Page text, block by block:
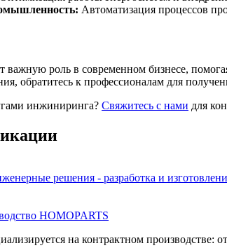
Автоматизация процессов
роль в современном бизнесе,
обратитесь к профессионалам для
инжиниринга? Свяжитесь с нами для
HOMOPARTS
на контрактном производстве: